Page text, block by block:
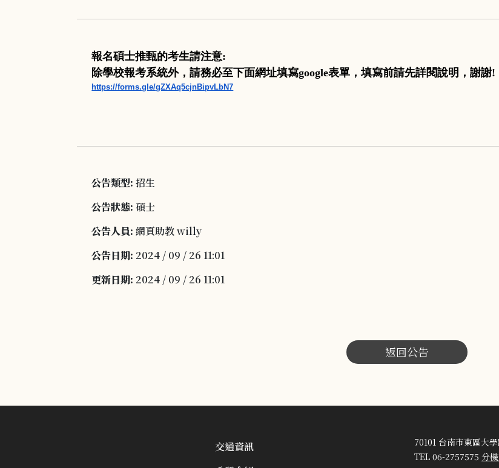
報名碩士推甄的考生請注意:
除學校報考系統外，請務必至下面網址填寫google表單，填寫前請先詳閱說明，謝謝!
https://forms.gle/gZXAq5cjnBipvLbN7
公告類型: 招生
公告狀態: 碩士
公告人員: 網頁助教 willy
公告日期: 2024 / 09 / 26 11:01
更新日期: 2024 / 09 / 26 11:01
返回公告
交通資訊
70101 台南市東區大
TEL 06-2757575 分